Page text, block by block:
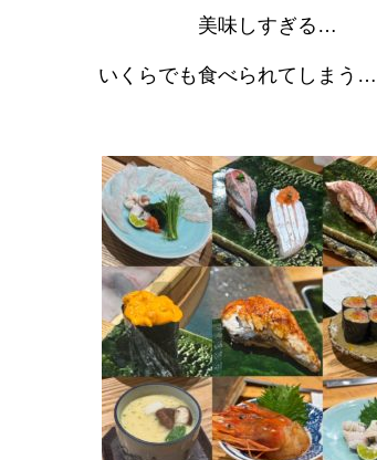
美味しすぎる…
いくらでも食べられてしまう